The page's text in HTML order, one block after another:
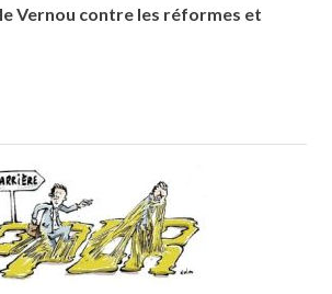
Vernou contre les réformes et